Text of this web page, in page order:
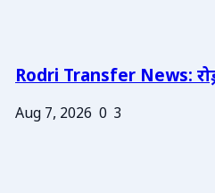
Rodri Transfer News:
Aug 7, 2026 0 3